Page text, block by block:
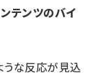
ンツのバイ
うな反応が見込